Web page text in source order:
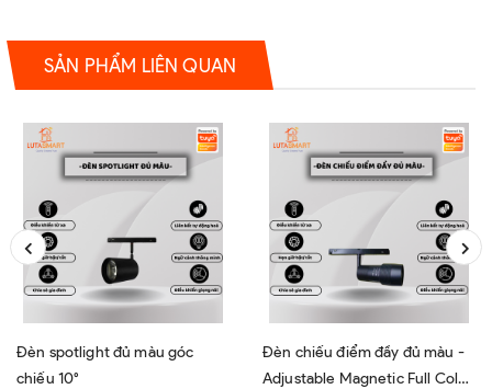
SẢN PHẨM LIÊN QUAN
Đèn spotlight đủ màu góc
chiếu 10°
Đèn chiếu điểm đầy đủ màu -
Adjustable Magnetic Full Color